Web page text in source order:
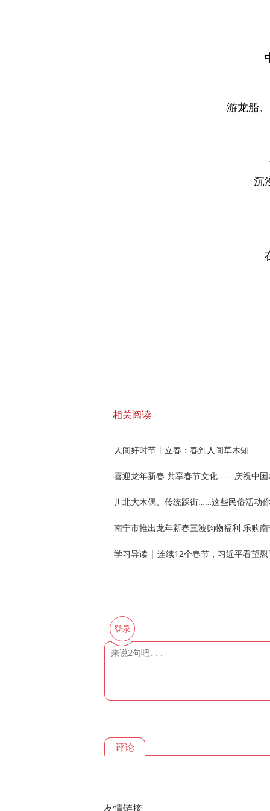
游龙船
沉
相关阅读
人间好时节丨立春：春到人间草木知
喜迎龙年新春 共享春节文化——庆祝中国
川北大木偶、传统踩街……这些民俗活动
南宁市推出龙年新春三波购物福利 乐购
学习导读 | 连续12个春节，习近平看望
登录
评论
友情链接